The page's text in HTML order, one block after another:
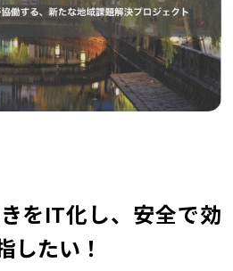
をIT化し、安全で効
したい！